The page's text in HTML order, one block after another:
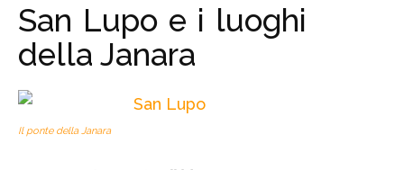
San Lupo e i luoghi
della Janara
Il ponte della Janara